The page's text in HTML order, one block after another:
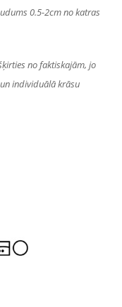
0.5-2cm no katras
no faktiskajām, jo
individuālā krāsu